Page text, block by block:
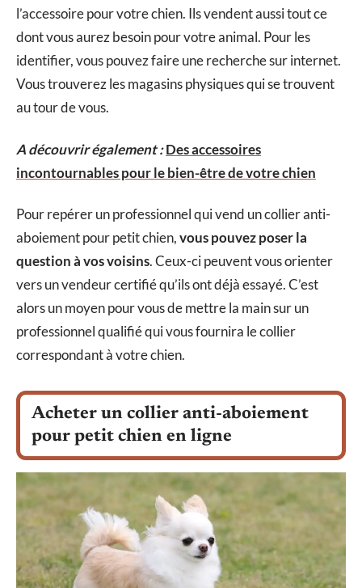
l’accessoire pour votre chien. Ils vendent aussi tout ce
dont vous aurez besoin pour votre animal. Pour les
identifier, vous pouvez faire une recherche sur internet.
Vous trouverez les magasins physiques qui se trouvent
au tour de vous.
A découvrir également :Des accessoires
incontournables pour le bien-être de votre chien
Pour repérer un professionnel qui vend un collier anti-
aboiement pour petit chien,vous pouvez poser la
question à vos voisins. Ceux-ci peuvent vous orienter
vers un vendeur certifié qu’ils ont déjà essayé. C’est
alors un moyen pour vous de mettre la main sur un
professionnel qualifié qui vous fournira le collier
correspondant à votre chien.
Acheter un collier anti-aboiement
pour petit chien en ligne